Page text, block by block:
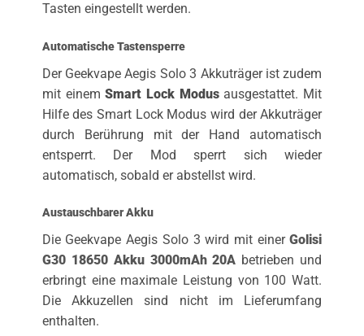
Tasten eingestellt werden.
Automatische Tastensperre
Der Geekvape Aegis Solo 3 Akkuträger ist zudem
mit einemSmart Lock Modusausgestattet. Mit
Hilfe des Smart Lock Modus wird der Akkuträger
durch Berührung mit der Hand automatisch
entsperrt. Der Mod sperrt sich wieder
automatisch, sobald er abstellst wird.
Austauschbarer Akku
Die Geekvape Aegis Solo 3 wird mit einerGolisi
G30 18650 Akku 3000mAh 20A betrieben und
erbringt eine maximale Leistung von 100 Watt.
Die Akkuzellen sind nicht im Lieferumfang
enthalten.